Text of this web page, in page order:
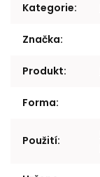
Kategorie:
Značka:
Produkt:
Forma:
Použití: